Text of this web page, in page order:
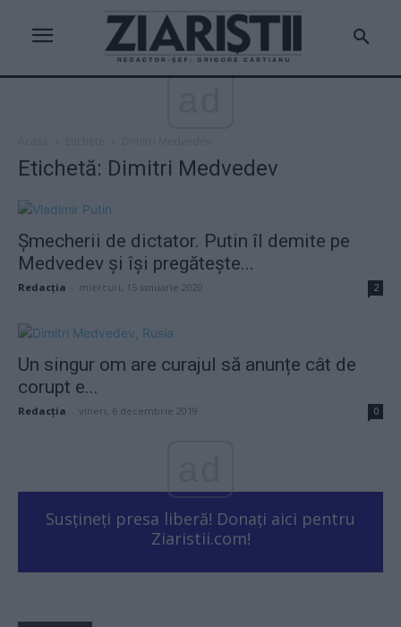
Etichetă: Dimitri Medvedev
Șmecherii de dictator. Putin îl demite pe
Medvedev și își pregătește...
Redacţia miercuri, 15 ianuarie 2020 2
Un singur om are curajul să anunțe cât de
corupt e...
Redacţia vineri, 6 decembrie 2019 0
Susțineți presa liberă! Donați aici pentru
Ziaristii.com!